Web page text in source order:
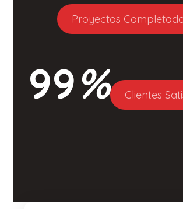
Proyectos
99% Clientes